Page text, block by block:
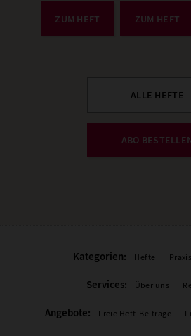
ZUM HEFT ZUM HEFT
ALLE HEFTE
ABO
Kategorien: Hefte Praxis
Services: Über uns
Angebote: Freie Heft-Beiträge